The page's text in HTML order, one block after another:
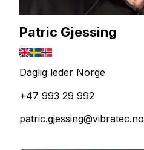
Patric Gjessing
Daglig leder Norge
+47 993 29 992
patric.gjessing@vibratec.no